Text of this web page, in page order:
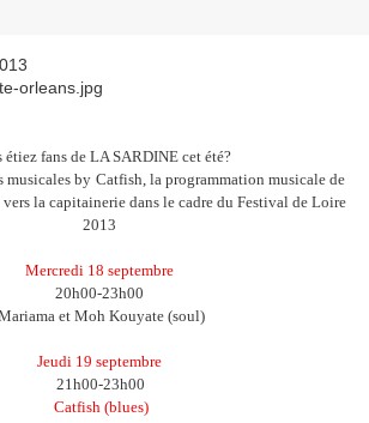
étiez fans de LA SARDINE cet été?
musicales by Catfish, la programmation musicale de
la capitainerie dans le cadre du Festival de Loire
2013
Mercredi 18 septembre
20h00-23h00
et Moh Kouyate (soul)
Jeudi 19 septembre
21h00-23h00
Catfish (blues)